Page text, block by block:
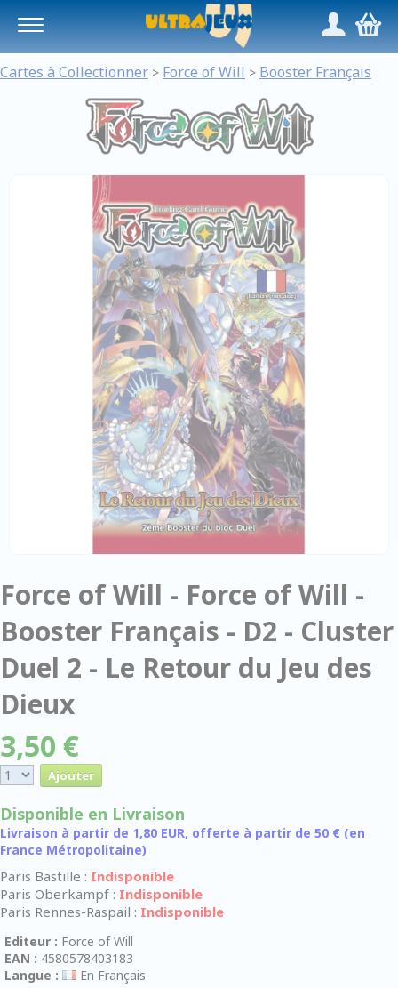
/,
Cartes à Collectionner > Force of Will > Booster Français
Force of Will - Force of Will -
Booster Français - D2 - Cluster
Duel 2 - Le Retour du Jeu des
Dieux
3,50 €
Disponible en Livraison
Livraison à partir de 1,80 EUR, offerte à partir de 50 € (en
France Métropolitaine)
Paris Bastille : Indisponible
Paris Oberkampf : Indisponible
Paris Rennes-Raspail : Indisponible
Editeur : Force of Will
EAN : 4580578403183
Langue :
En Français